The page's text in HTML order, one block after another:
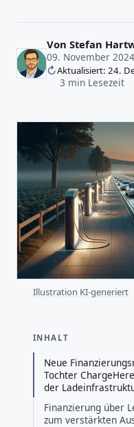
Von Stefan
09. November 2024
Aktualisiert: 24.
3 min Lesezeit
Illustration KI-generiert
INHALT
Neue
Tochter
der
Finanzierung über
zum verstärkten